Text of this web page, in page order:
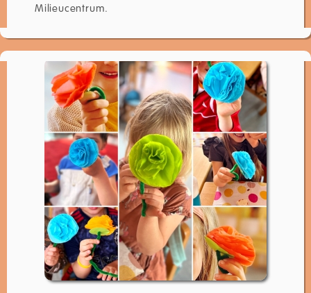
Milieucentrum.